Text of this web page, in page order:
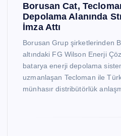
Borusan Cat,
Depolama Alanında
İmza Attı
Borusan Grup şirketlerinden
altındaki FG Wilson Enerji
batarya enerji depolama
uzmanlaşan Tecloman ile
münhasır distribütörlük